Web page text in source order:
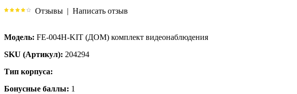
Отзывы | Написать отзыв
Модель: FE-004H-KIT (ДОМ) комплект видеонаблюдения
SKU (Артикул): 204294
Тип корпуса:
Бонусные баллы: 1